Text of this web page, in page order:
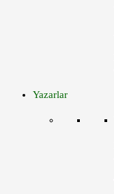
Yazarlar